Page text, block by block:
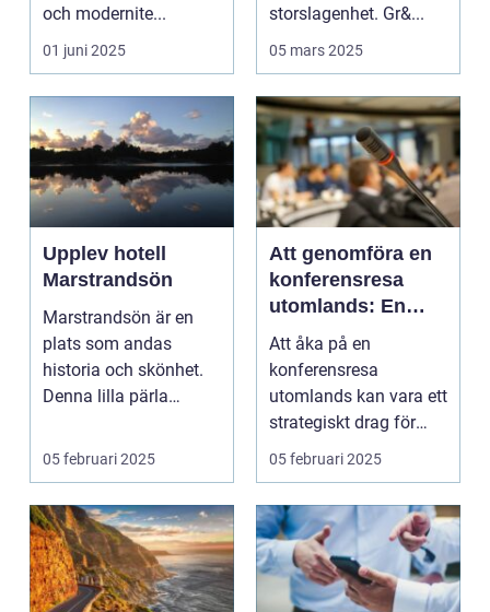
och modernite...
01 juni 2025
storslagenhet. Gr&...
05 mars 2025
Upplev hotell
Marstrandsön
Marstrandsön är en
plats som andas
historia och skönhet.
Denna lilla pärla
05 februari 2025
Att genomföra en
konferensresa
utomlands: En
möjlighet för
tillväxt och
samarbete
Att åka på en
konferensresa
utomlands kan vara ett
strategiskt drag för
företa...
05 februari 2025